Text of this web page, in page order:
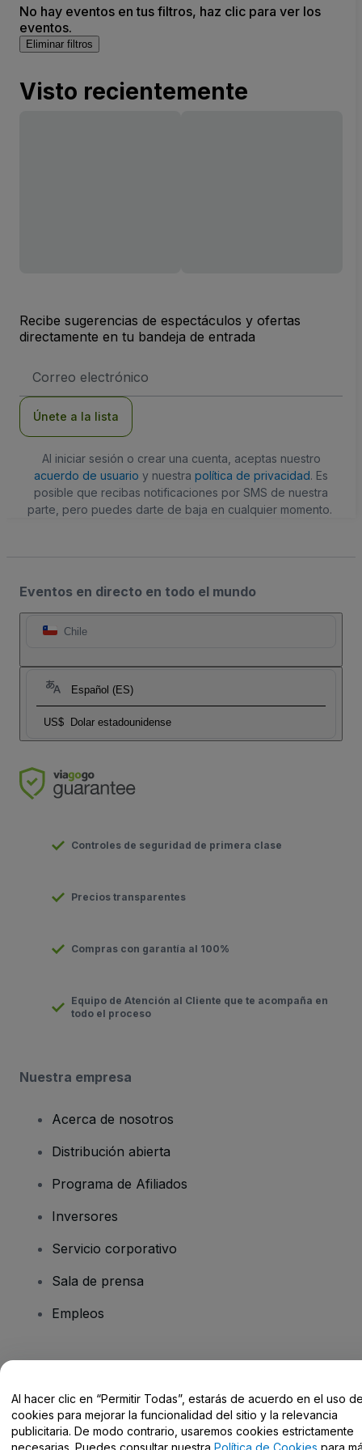
No hay eventos en tus filtros, haz clic para ver los
eventos.
Eliminar filtros
Visto recientemente
Recibe sugerencias de espectáculos y ofertas
directamente en tu bandeja de entrada
de
Únete a la lista
Al iniciar sesión o crear una cuenta, aceptas nuestro
acuerdo de usuario y nuestra política de privacidad. Es
posible que recibas notificaciones por SMS de nuestra
parte, pero puedes darte de baja en cualquier momento.
Eventos en directo en todo el mundo
Chile
Español (ES)
US$ Dolar estadounidense
Controles de seguridad de primera clase
Precios transparentes
Compras con garantía al 100%
Equipo de Atención al Cliente que te acompaña en
todo el proceso
Nuestra empresa
Acerca de nosotros
Distribución abierta
Programa de Afiliados
Inversores
Servicio corporativo
Sala de prensa
Empleos
Centro de Ayuda / Contacto
Al hacer clic en “Permitir Todas”, estarás de acuerdo en el uso
cookies para mejorar la funcionalidad del sitio y la relevancia
publicitaria. De modo contrario, usaremos cookies estrictamente
necesarias. Puedes consultar nuestra Política de Cookies para